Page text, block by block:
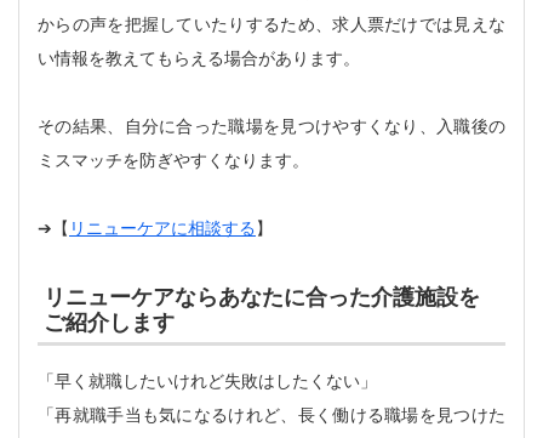
からの声を把握していたりするため、求人票だけでは見えな
い情報を教えてもらえる場合があります。
その結果、自分に合った職場を見つけやすくなり、入職後の
ミスマッチを防ぎやすくなります。
➔【 リニューケアに相談する】
リニューケアならあなたに合った介護施設を
ご紹介します
「早く就職したいけれど失敗はしたくない」
「再就職手当も気になるけれど、長く働ける職場を見つけた